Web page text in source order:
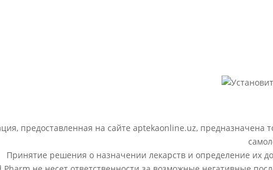
предоставленная на сайте aptekaonline.uz, предназначена
Принятие решения о назначении лекарств и определение их